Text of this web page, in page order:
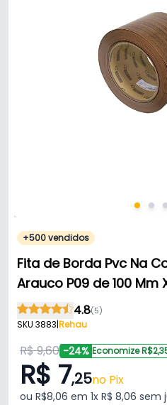
+500 vendidos
Fita de Borda Pvc Na
Arauco P09 de 100 Mm
4.8(5)
SKU 3883|Rehau
R$ 9,60 -24% Economize
R$ 7,25no Pix
ou R$8,06 em 1x R$ 8,06 sem